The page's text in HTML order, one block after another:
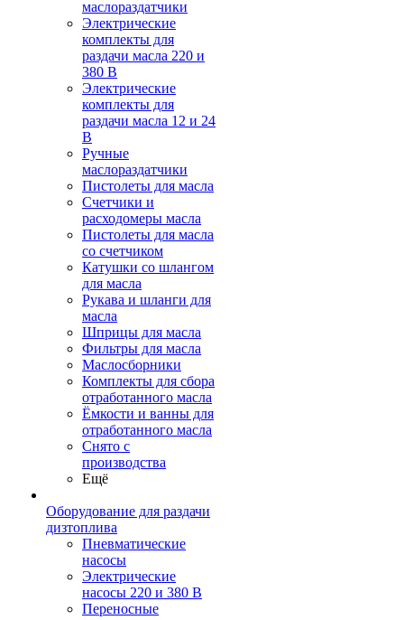
маслораздатчики
Электрические
комплекты для
раздачи масла 220 и
380 В
Электрические
комплекты для
раздачи масла 12 и 24
В
Ручные
маслораздатчики
Пистолеты для масла
Счетчики и
расходомеры масла
Пистолеты для масла
со счетчиком
Катушки со шлангом
для масла
Рукава и шланги для
масла
Шприцы для масла
Фильтры для масла
Маслосборники
Комплекты для сбора
отработанного масла
Ёмкости и ванны для
отработанного масла
Снято с
производства
Ещё
Оборудование для раздачи
дизтоплива
Пневматические
насосы
Электрические
насосы 220 и 380 В
Переносные